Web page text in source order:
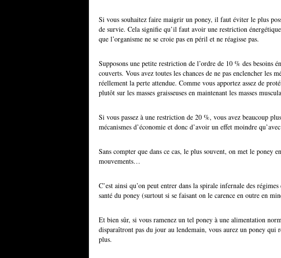
Si vous souhaitez faire maigrir un poney, il faut éviter le plus
de survie. Cela signifie qu’il faut avoir une restriction
que l’organisme ne se croie pas en péril et ne réagisse pas.
Supposons une petite restriction de l’ordre de 10 % des besoins
couverts. Vous avez toutes les chances de ne pas enclencher les
réellement la perte attendue. Comme vous apportez assez de
plutôt sur les masses graisseuses en maintenant les masses
Si vous passez à une restriction de 20 %, vous avez beaucoup
mécanismes d’économie et donc d’avoir un effet moindre
Sans compter que dans ce cas, le plus souvent, on met le poney
mouvements…
C’est ainsi qu’on peut entrer dans la spirale infernale des
santé du poney (surtout si se faisant on le carence en outre en
Et bien sûr, si vous ramenez un tel poney à une alimentation
disparaîtront pas du jour au lendemain, vous aurez un poney qui
plus.